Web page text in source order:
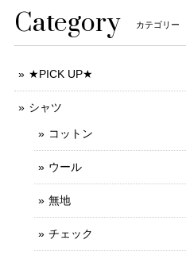
Category カテゴリー
★PICK UP★
シャツ
コットン
ウール
無地
チェック